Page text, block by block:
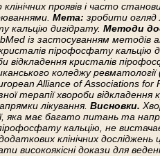
проявів і часто
Мета: зробити огляд
кальцію дигідрату. Методи
із застосуванням методів
пірофосфату кальцію
відкладення кристалів
коледжу
Alliance of Associations
терапії хвороби відкладення
лікування. Висновки.
яка має багато питань та
кальцію, не вистачає
клінічних досліджень
високоякісні докази для